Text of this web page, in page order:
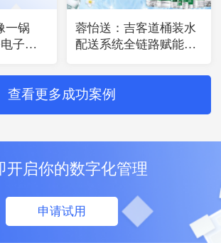
一锅
子水
蓉怡送：吉客道桶装水
配送系统全链路赋能，
查看更多成功案例
开启你的数字化管理
申请试用